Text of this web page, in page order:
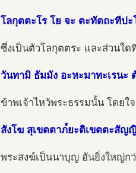
โลกุตตะโร โย จะ ตะทัตถะทีปะ
ซึ่งเป็นตัวโลกุตตระ และส่วนใ
วันทามิ ธัมมัง อะหะมาทะเรนะ
ข้าพเจ้าไหว้พระธรรมนั้น โดยใ
สังโฆ สุเขตตาภ๎ยะติเขตตะสัญ
พระสงฆ์เป็นนาบุญ อันยิ่งใหญ่ก